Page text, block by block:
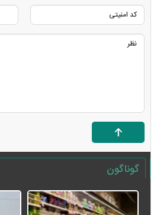
گوناگون